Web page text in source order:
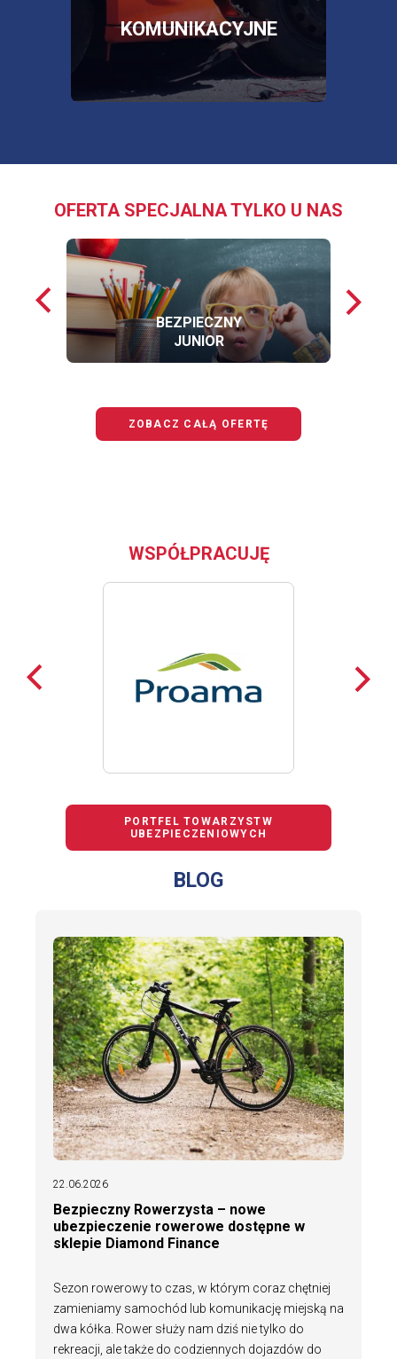
KOMUNIKACYJNE
W
NOWEJ
KARCIE
OFERTA SPECJALNA TYLKO U NAS
Poprzednie
loga
BEZPIECZNY
JUNIOR
loga
ZOBACZ CAŁĄ OFERTĘ
WSPÓŁPRACUJĘ
Poprzednie
loga
loga
PORTFEL TOWARZYSTW
UBEZPIECZENIOWYCH
BLOG
22.06.2026
Bezpieczny Rowerzysta – nowe
ubezpieczenie rowerowe dostępne w
sklepie Diamond Finance
Sezon rowerowy to czas, w którym coraz chętniej
zamieniamy samochód lub komunikację miejską na
dwa kółka. Rower służy nam dziś nie tylko do
rekreacji, ale także do codziennych dojazdów do